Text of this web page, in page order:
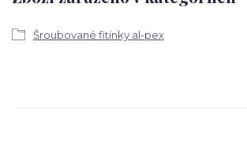
Šroubované fitinky al-pex